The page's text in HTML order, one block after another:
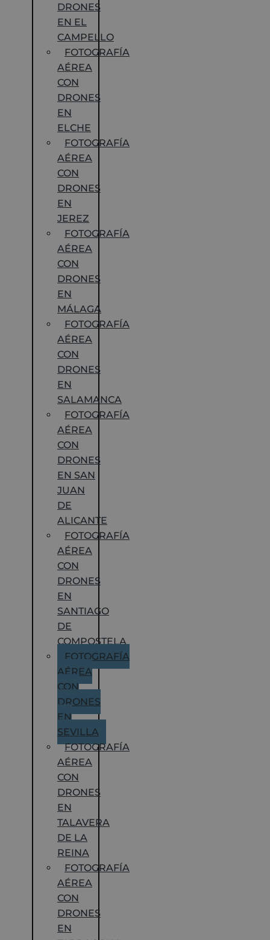
DRONES
EN EL
CAMPELLO
FOTOGRAFÍA
AÉREA
CON
DRONES
EN
ELCHE
FOTOGRAFÍA
AÉREA
CON
DRONES
EN
JEREZ
FOTOGRAFÍA
AÉREA
CON
DRONES
EN
MÁLAGA
FOTOGRAFÍA
AÉREA
CON
DRONES
EN
SALAMANCA
FOTOGRAFÍA
AÉREA
CON
DRONES
EN SAN
JUAN
DE
ALICANTE
FOTOGRAFÍA
AÉREA
CON
DRONES
EN
SANTIAGO
DE
COMPOSTELA
FOTOGRAFÍA
AÉREA
CON
DRONES
EN
SEVILLA
FOTOGRAFÍA
AÉREA
CON
DRONES
EN
TALAVERA
DE LA
REINA
FOTOGRAFÍA
AÉREA
CON
DRONES
EN